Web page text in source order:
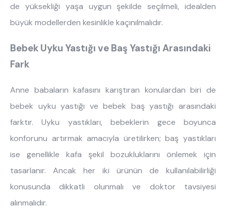
ne aramıştınız?
En çok ziyaret edilenler
tek kişilik yatak gamer
monte
beşik
toddler yatak
puf
çocuk odası
oyuncu sandalyesi
de yüksekliği yaşa uygun şekilde seçilmeli, idealden
büyük modellerden kesinlikle kaçınılmalıdır.
Bebek Uyku Yastığı ve Baş Yastığı Arasındaki
Fark
Anne babaların kafasını karıştıran konulardan biri de
bebek uyku yastığı ve bebek baş yastığı arasındaki
farktır. Uyku yastıkları, bebeklerin gece boyunca
konforunu artırmak amacıyla üretilirken; baş yastıkları
ise genellikle kafa şekil bozukluklarını önlemek için
tasarlanır. Ancak her iki ürünün de kullanılabilirliği
konusunda dikkatli olunmalı ve doktor tavsiyesi
alınmalıdır.